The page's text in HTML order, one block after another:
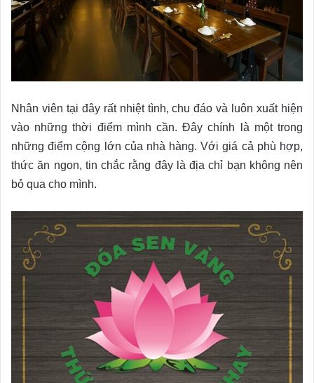
Nhân viên tại đây rất nhiệt tình, chu đáo và luôn xuất hiện
vào những thời điểm mình cần. Đây chính là một trong
những điểm cộng lớn của nhà hàng. Với giá cả phù hợp,
thức ăn ngon, tin chắc rằng đây là địa chỉ bạn không nên
bỏ qua cho mình.